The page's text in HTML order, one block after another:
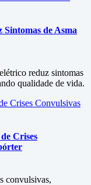
de Asma
reduz sintomas
qualidade de vida.
Crises
convulsivas,